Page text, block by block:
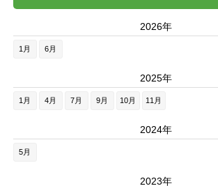
2026年
1月 6月
2025年
1月 4月 7月 9月 10月 11月
2024年
5月
2023年